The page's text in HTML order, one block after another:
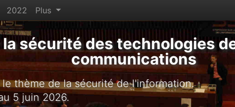
2022 Plus
sécurité des technologies
communications
thème de la sécurité de l'information.
5 juin 2026.